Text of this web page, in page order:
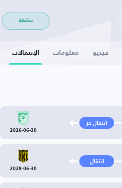
متابعة
فيديو معلومات الإنتقالات
انتقال حر
2026-06-30
انتقال
2028-06-30